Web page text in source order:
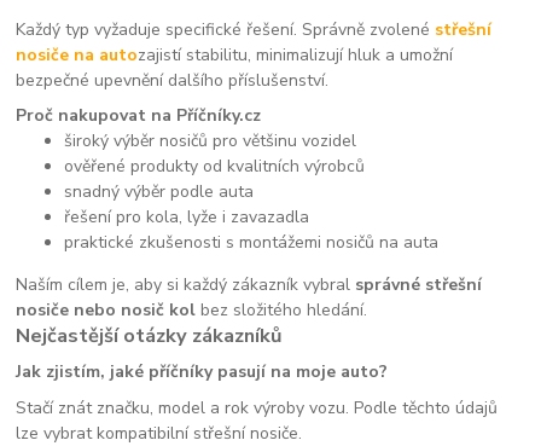
Každý typ vyžaduje specifické řešení. Správně zvolené střešní
nosiče na autozajistí stabilitu, minimalizují hluk a umožní
bezpečné upevnění dalšího příslušenství.
Proč nakupovat na Příčníky.cz
široký výběr nosičů pro většinu vozidel
ověřené produkty od kvalitních výrobců
snadný výběr podle auta
řešení pro kola, lyže i zavazadla
praktické zkušenosti s montážemi nosičů na auta
Naším cílem je, aby si každý zákazník vybral správné střešní
nosiče nebo nosič kol bez složitého hledání.
Nejčastější otázky zákazníků
Jak zjistím, jaké příčníky pasují na moje auto?
Stačí znát značku, model a rok výroby vozu. Podle těchto údajů
lze vybrat kompatibilní střešní nosiče.